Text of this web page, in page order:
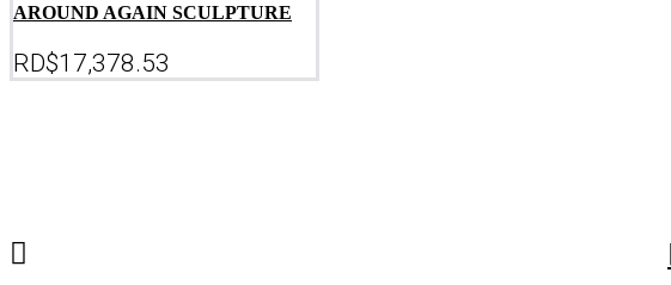
AROUND AGAIN SCULPTURE
RD$17,378.53